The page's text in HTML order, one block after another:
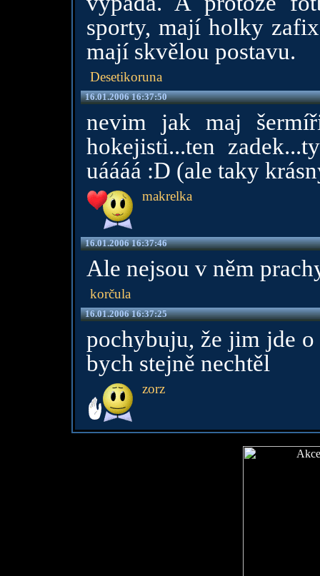
sporty, mají holky
mají skvělou postavu.
Desetikoruna
16.01.2006 16:37:50
nevim jak maj
hokejisti...ten
uáááá :D (ale taky
makrelka
16.01.2006 16:37:46
Ale nejsou v něm
korčula
16.01.2006 16:37:25
pochybuju, že jim jde
bych stejně nechtěl
zorz